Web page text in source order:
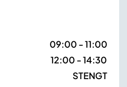
09:00 - 11:00
12:00 - 14:30
STENGT